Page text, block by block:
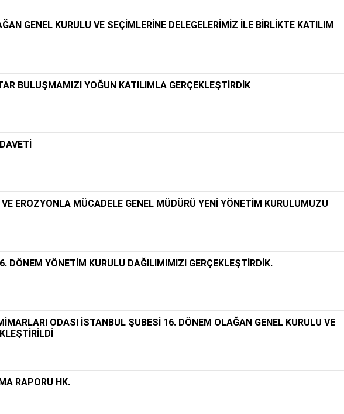
GENEL KURULU VE SEÇİMLERİNE DELEGELERİMİZ İLE BİRLİKTE KATILIM
BULUŞMAMIZI YOĞUN KATILIMLA GERÇEKLEŞTİRDİK
EROZYONLA MÜCADELE GENEL MÜDÜRÜ YENİ YÖNETİM KURULUMUZU
DÖNEM YÖNETİM KURULU DAĞILIMIMIZI GERÇEKLEŞTİRDİK.
ODASI İSTANBUL ŞUBESİ 16. DÖNEM OLAĞAN GENEL KURULU VE
RAPORU HK.